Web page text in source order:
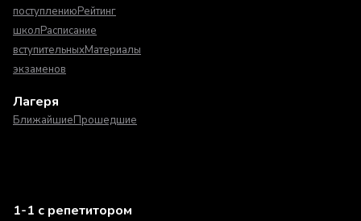
поступлениюРейтинг
школРасписание
вступительныхМатериалы
экзаменов
Лагеря
БлижайшиеПрошедшие
1-1 с репетитором